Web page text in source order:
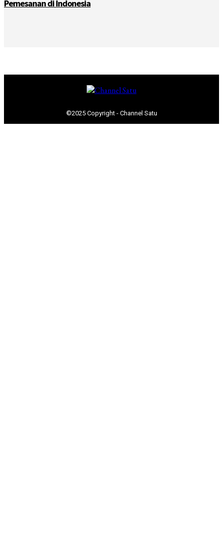
Pemesanan di Indonesia
©2025 Copyright - Channel Satu